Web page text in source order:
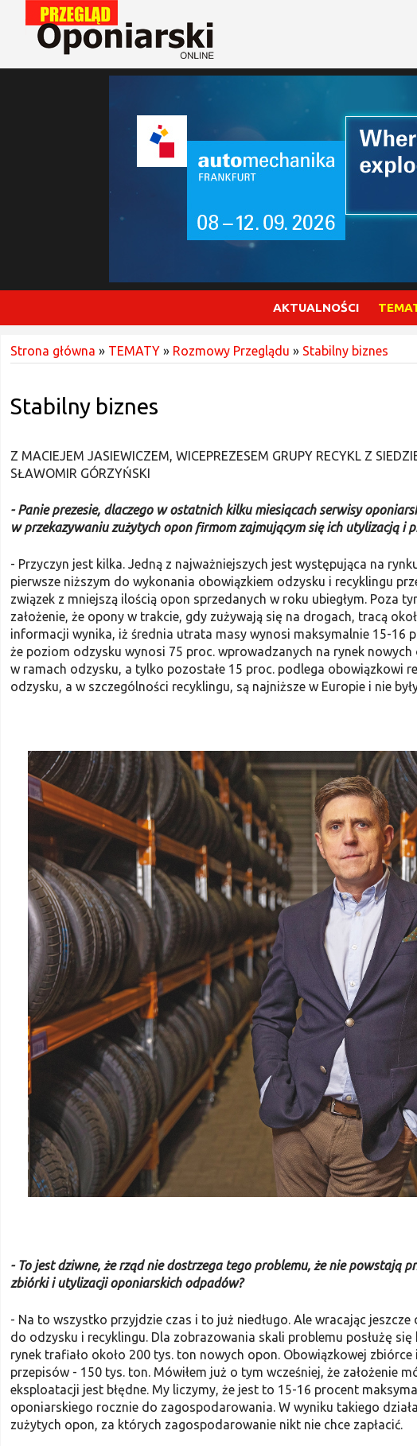
AKTUALNOŚCI
Strona główna » TEMATY » Rozmowy Przeglądu » Stabilny biznes
Stabilny biznes
Z MACIEJEM JASIEWICZEM, WICEPREZESEM GRUPY RECYKL Z
SŁAWOMIR GÓRZYŃSKI
- Panie prezesie, dlaczego w ostat­nich kilku miesiącach serwisy
w przekazywaniu zużytych opon firmom zajmującym się ich utylizacją i
- Przyczyn jest kilka. Jedną z najważ­niejszych jest występująca na
pierwsze niższym do wykonania obowiązkiem odzysku i recyklingu
związek z mniejszą ilością opon sprzedanych w roku ubiegłym. Poza
zało­żenie, że opony w trakcie, gdy zużywają się na drogach, tracą
informacji wynika, iż średnia utrata masy wynosi maksymalnie 15-16
że poziom odzysku wynosi 75 proc. wprowadzanych na rynek
w ramach odzysku, a tylko pozostałe 15 proc. podlega obowiązkowi
odzysku, a w szczególności recyklingu, są najniższe w Europie i nie
- To jest dziwne, że rząd nie dostrze­ga tego problemu, że nie powstają
zbiórki i utyli­zacji oponiarskich odpadów?
- Na to wszystko przyjdzie czas i to już niedługo. Ale wracając
do odzysku i recyklingu. Dla zobrazowania skali problemu posłużę
rynek trafiało około 200 tys. ton nowych opon. Obowiązko­wej
przepisów - 150 tys. ton. Mówiłem już o tym wcześniej, że za­łożenie
eksploatacji jest błędne. My liczymy, że jest to 15-16 procent
oponiarskiego rocznie do zagospodarowania. W wyniku takiego
zużytych opon, za których zagospodarowanie nikt nie chce zapłacić.